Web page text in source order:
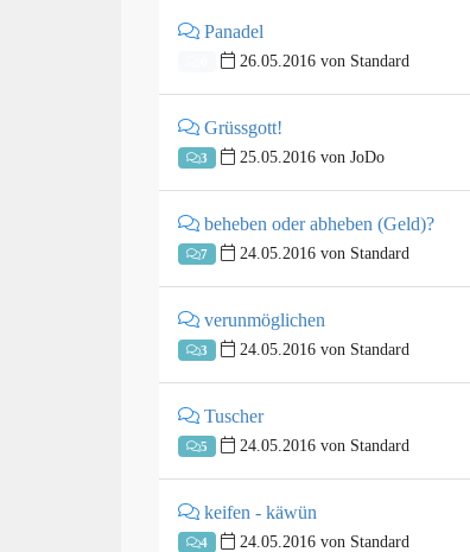
Panadel
26.05.2016 von Standard
Grüssgott!
3 25.05.2016 von JoDo
beheben oder abheben (Geld)?
7 24.05.2016 von Standard
verunmöglichen
3 24.05.2016 von Standard
Tuscher
5 24.05.2016 von Standard
keifen - käwün
4 24.05.2016 von Standard